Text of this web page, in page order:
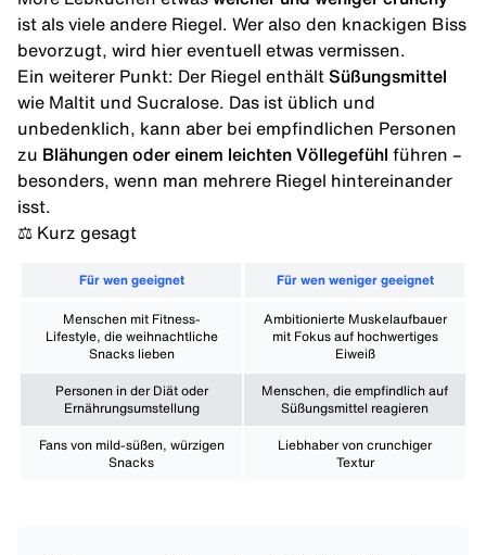
ist als viele andere Riegel. Wer also den knackigen Biss
bevorzugt, wird hier eventuell etwas vermissen.
Ein weiterer Punkt: Der Riegel enthält Süßungsmittel
wie Maltit und Sucralose . Das ist üblich und
unbedenklich, kann aber bei empfindlichen Personen
zu Blähungen oder einem leichten Völlegefühl führen –
besonders, wenn man mehrere Riegel hintereinander
isst.
⚖️ Kurz gesagt
Für wen geeignet Für wen weniger geeignet
Menschen mit Fitness-
Lifestyle, die weihnachtliche
Snacks lieben
Ambitionierte Muskelaufbauer
mit Fokus auf hochwertiges
Eiweiß
Personen in der Diät oder
Ernährungsumstellung
Menschen, die empfindlich auf
Süßungsmittel reagieren
Fans von mild-süßen, würzigen
Snacks
Liebhaber von crunchiger
Textur